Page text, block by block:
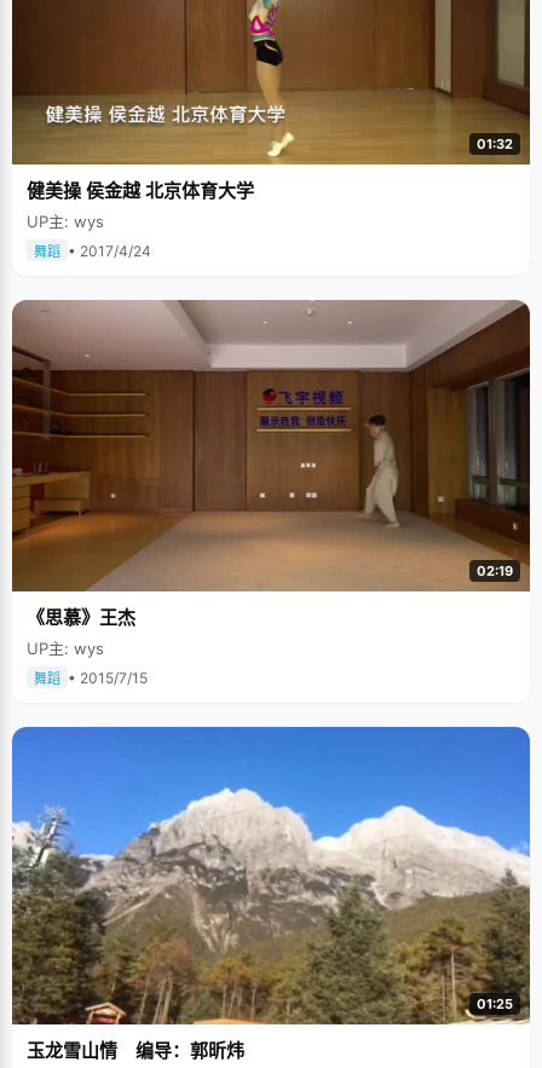
01:32
健美操 侯金越 北京体育大学
UP主: wys
舞蹈 • 2017/4/24
02:19
《思慕》王杰
UP主: wys
舞蹈 • 2015/7/15
01:25
玉龙雪山情 编导：郭昕炜